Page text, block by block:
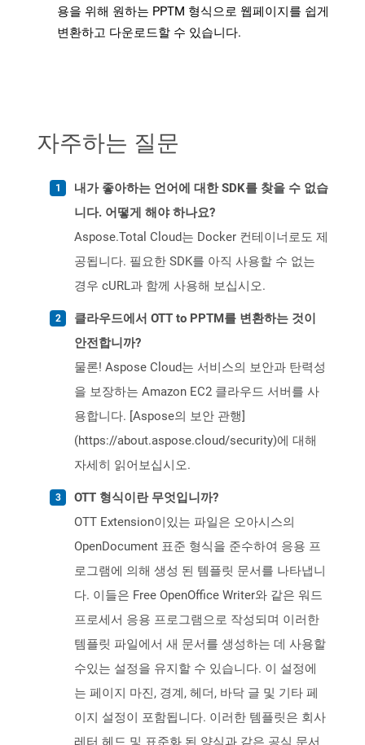
용을 위해 원하는 PPTM 형식으로 웹페이지를 쉽게
변환하고 다운로드할 수 있습니다.
자주하는 질문
내가 좋아하는 언어에 대한 SDK를 찾을 수 없습
니다. 어떻게 해야 하나요?
Aspose.Total Cloud는 Docker 컨테이너로도 제
공됩니다. 필요한 SDK를 아직 사용할 수 없는
경우 cURL과 함께 사용해 보십시오.
클라우드에서 OTT to PPTM를 변환하는 것이
안전합니까?
물론! Aspose Cloud는 서비스의 보안과 탄력성
을 보장하는 Amazon EC2 클라우드 서버를 사
용합니다. [Aspose의 보안 관행]
(https://about.aspose.cloud/security)에 대해
자세히 읽어보십시오.
OTT 형식이란 무엇입니까?
OTT Extension이있는 파일은 오아시스의
OpenDocument 표준 형식을 준수하여 응용 프
로그램에 의해 생성 된 템플릿 문서를 나타냅니
다. 이들은 Free OpenOffice Writer와 같은 워드
프로세서 응용 프로그램으로 작성되며 이러한
템플릿 파일에서 새 문서를 생성하는 데 사용할
수있는 설정을 유지할 수 있습니다. 이 설정에
는 페이지 마진, 경계, 헤더, 바닥 글 및 기타 페
이지 설정이 포함됩니다. 이러한 템플릿은 회사
레터 헤드 및 표준화 된 양식과 같은 공식 문서